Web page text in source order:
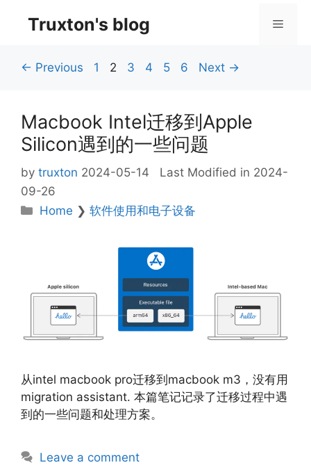
Truxton's blog Menu
← Previous Page
1 Page
2 Page
3 Page
4 Page
5 Page
6 Next →
Macbook Intel迁移到Apple
Silicon遇到的一些问题
by truxton 2024-05-14
Last Modified in 2024-
09-26
Categories
Home ❯软件使用和电子设备
从intel macbook pro迁移到macbook m3，没有用
migration assistant. 本篇笔记记录了迁移过程中遇
到的一些问题和处理方案。
Leave a comment